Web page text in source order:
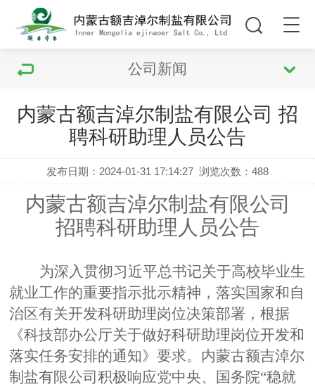
公司新闻
内蒙古额吉淖尔制盐有限公司 招
聘科研助理人员公告
发布日期：2024-01-31 17:14:27 浏览次数：488
内蒙古额吉淖尔制盐有限公司
招聘科研助理人员公告
为深入贯彻习近平总书记关于高校毕业生
就业工作的重要指示批示精神，落实国家和自
治区有关开发科研助理岗位决策部署，根据
《科技部办公厅关于做好科研助理岗位开发和
落实任务安排的通知》要求。内蒙古额吉淖尔
制盐有限公司积极响应党中央、国务院“稳就